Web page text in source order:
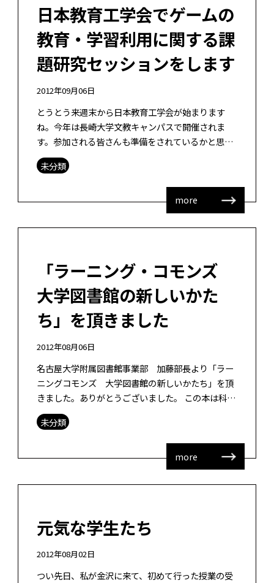
日本教育工学会でゲームの
教育・学習利用に関する課
題研究セッションをします
2012年09月06日
とうとう来週末から日本教育工学会が始まります
ね。今年は長崎大学文教キャンパスで開催されま
す。参加される皆さんも準備をされているかと思い
ます。 早いもので、大会企画委員会の委員を務めて
4年目、最終年になります。私が大会企画 […]
未分類
more
「ラーニング・コモンズ
大学図書館の新しいかた
ち」を頂きました
2012年08月06日
名古屋大学附属図書館事業部 加藤部長より「ラー
ニングコモンズ 大学図書館の新しいかたち」を頂
きました。ありがとうございました。 この本は科研
費の調査によってまとめられた報告と海外のラーニ
ングコモンズに関わる論文の翻訳版が […]
未分類
more
元気な学生たち
2012年08月02日
つい先日、私が金沢に来て、初めて行った授業の受